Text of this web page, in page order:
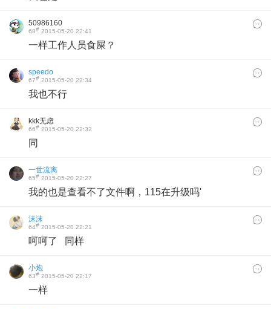
50986160
68# 2015-05-20 22:41
一样工作人员食屎？
speedo
67# 2015-05-20 22:34
我也不行
kkk无虑
66# 2015-05-20 22:32
同
一世流离
65# 2015-05-20 22:27
我的也是查看不了文件啊，115在升级吗'
沫沫
64# 2015-05-20 22:21
呵呵了 同样
小炮
63# 2015-05-20 22:17
一样